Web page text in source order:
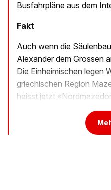
Busfahrpläne aus dem
Fakt
Auch wenn die
Alexander dem Grossen
Die Einheimischen legen
griechischen Region
heisst jetzt